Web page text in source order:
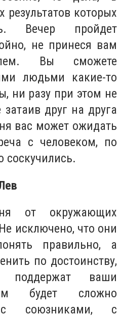
которых
Вечер пройдет
не принеся вам
Вы сможете
людьми какие-то
ни разу при этом не
друг на друга
вас может ожидать
с человеком, по
соскучились.
от окружающих
исключено, что они
правильно, а
по достоинству,
ваши
будет сложно
с союзниками, с